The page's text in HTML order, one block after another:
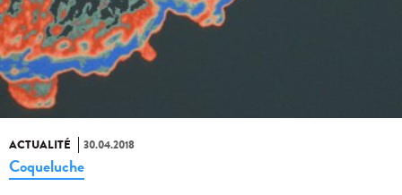
ACTUALITÉ 30.04.2018
Coqueluche